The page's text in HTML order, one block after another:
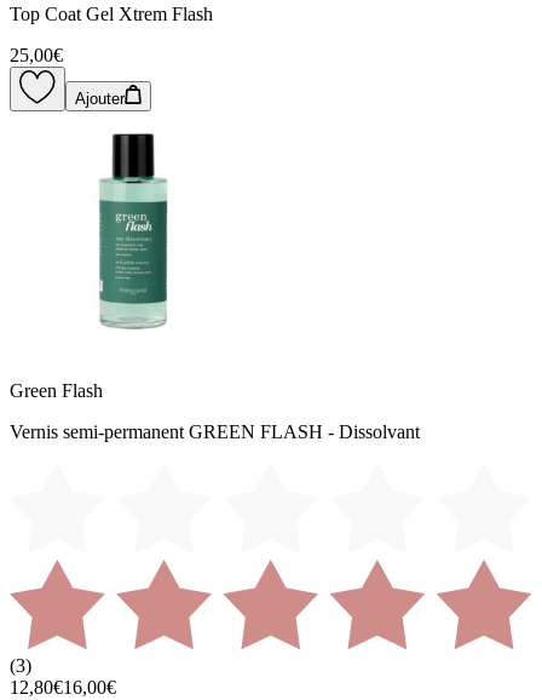
Top Coat Gel Xtrem Flash
25,00€
Ajouter
Green Flash
Vernis semi-permanent GREEN FLASH - Dissolvant
(3)
12,80€16,00€